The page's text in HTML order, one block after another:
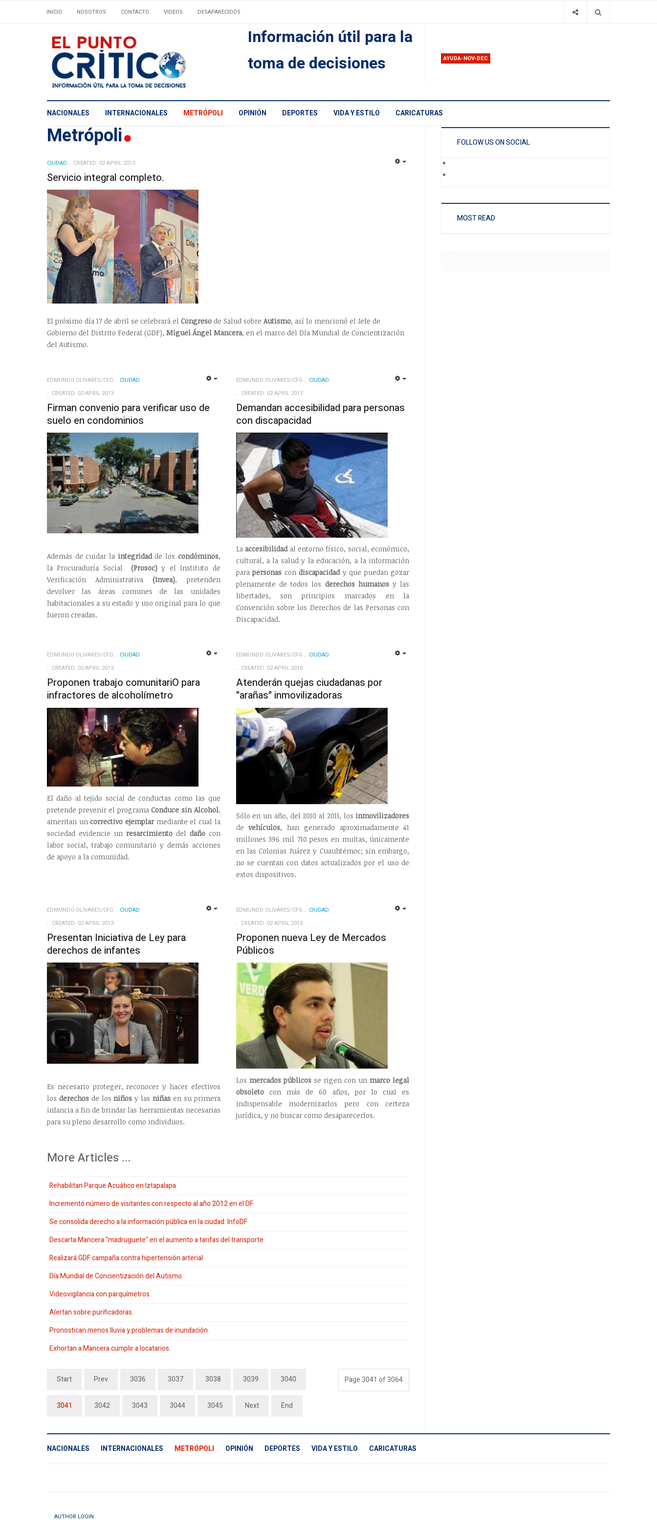
INICIO NOSOTROS CONTACTO VIDEOS DESAPARECIDOS
Información útil para la
toma de decisiones
AYUDA-NOV-DEC
NACIONALES INTERNACIONALES METRÓPOLI OPINIÓN DEPORTES VIDA Y ESTILO CARICATURAS
Metrópoli
CIUDAD CREATED: 02 APRIL 2013
Servicio integral completo.
El próximo día 17 de abril se celebrará el Congreso de Salud sobre Autismo, así lo mencionó el Jefe de
Gobierno del Distrito Federal (GDF), Miguel Ángel Mancera, en el marco del Día Mundial de Concientización
del Autismo.
EDMUNDO OLIVARES/CFG
CIUDAD
CREATED: 02 APRIL 2013
Firman convenio para verificar uso de
suelo en condominios
Además de cuidar la integridadde los condóminos,
la Procuraduría Social (Prosoc)y el Instituto de
Verificación Administrativa (Invea), pretenden
devolver las áreas comunes de las unidades
habitacionales a su estado y uso original para lo que
fueron creadas.
EDMUNDO OLIVARES/CFG
CIUDAD
CREATED: 02 APRIL 2013
Demandan accesibilidad para personas
con discapacidad
Laaccesibilidadal entorno físico, social, económico,
cultural, a la salud y la educación, a la información
parapersonas condiscapacidady que puedan gozar
plenamente de todos los derechos humanosy las
libertades, son principios marcados en la
Convención sobre los Derechos de las Personas con
Discapacidad.
EDMUNDO OLIVARES/CFG
CIUDAD
CREATED: 02 APRIL 2013
Proponen trabajo comunitariO para
infractores de alcoholímetro
El daño al tejido social de conductas como las que
pretende prevenir el programaConduce sin Alcohol,
ameritan uncorrectivo ejemplarmediante el cual la
sociedad evidencie un resarcimientodel dañocon
labor social, trabajo comunitario y demás acciones
de apoyo a la comunidad.
EDMUNDO OLIVARES/CFG
CIUDAD
CREATED: 02 APRIL 2013
Atenderán quejas ciudadanas por
"arañas" inmovilizadoras
Sólo en un año, del 2010 al 2011, los inmovilizadores
devehículos, han generado aproximadamente 41
millones 396 mil 710 pesos en multas, únicamente
en las Colonias Juárez y Cuauhtémoc; sin embargo,
no se cuentan con datos actualizados por el uso de
estos dispositivos.
EDMUNDO OLIVARES/CFG
CIUDAD
CREATED: 02 APRIL 2013
Presentan Iniciativa de Ley para
derechos de infantes
Es necesario proteger, reconocer y hacer efectivos
los derechosde los niños y lasniñas en su primera
infancia a fin de brindar las herramientas necesarias
para su pleno desarrollo como individuos.
EDMUNDO OLIVARES/CFG
CIUDAD
CREATED: 02 APRIL 2013
Proponen nueva Ley de Mercados
Públicos
Los mercados públicosse rigen con un marco legal
obsoletocon más de 60 años, por lo cual es
indispensable modernizarlos pero con certeza
jurídica, y no buscar como desaparecerlos.
More Articles ...
Rehabilitan Parque Acuático en Iztapalapa
Incrementó número de visitantes con respecto al año 2012 en el DF
Se consolida derecho a la información pública en la ciudad: InfoDF
Descarta Mancera "madruguete" en el aumento a tarifas del transporte
Realizará GDF campaña contra hipertensión arterial
Día Mundial de Concientización del Autismo
Videovigilancia con parquímetros.
Alertan sobre purificadoras.
Pronostican menos lluvia y problemas de inundación.
Exhortan a Mancera cumplir a locatarios.
Page 3041 of 3064
Start Prev 3036 3037 3038 3039 3040
3041 3042 3043 3044 3045 Next End
FOLLOW US ON SOCIAL
MOST READ
NACIONALES INTERNACIONALES METRÓPOLI OPINIÓN DEPORTES VIDA Y ESTILO CARICATURAS
AUTHOR LOGIN